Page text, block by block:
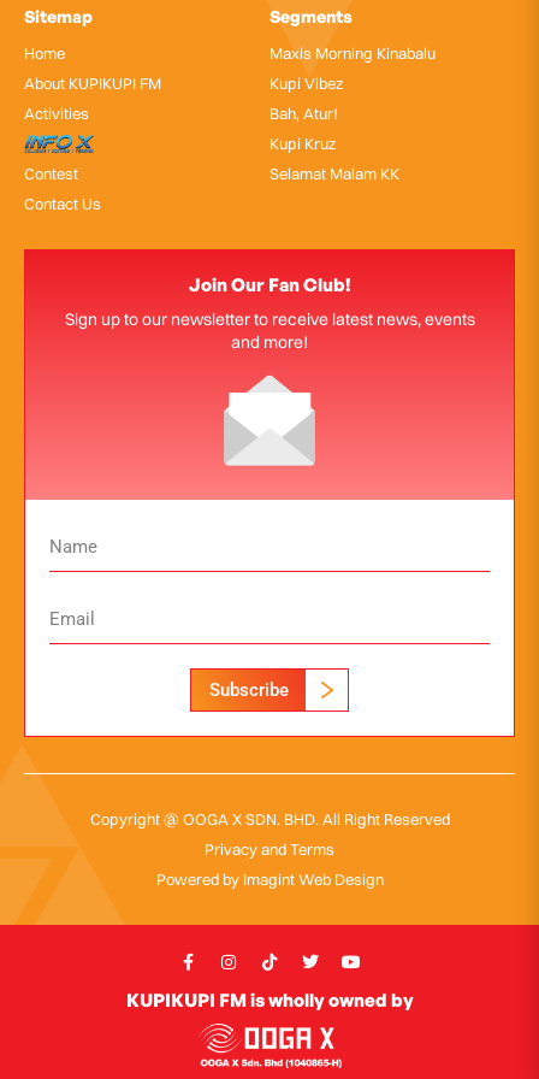
Sitemap
Home
About KUPIKUPI FM
Activities
InfoX
Contest
Contact Us
Segments
Maxis Morning Kinabalu
Kupi Vibez
Bah, Atur!
Kupi Kruz
Selamat Malam KK
Join Our Fan Club!
Sign up to our newsletter to receive latest news, events
and more!
Subscribe
Copyright @ OOGA X SDN. BHD. All Right Reserved
Privacy and Terms
Powered by Imagint Web Design
KUPIKUPI FM is wholly owned by